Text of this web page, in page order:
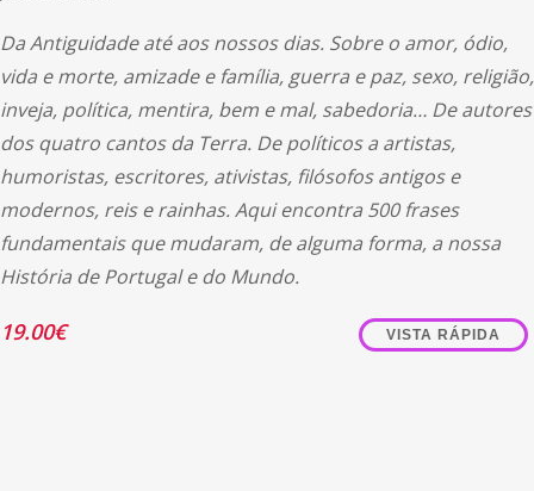
Da Antiguidade até aos nossos dias. Sobre o amor, ódio,
vida e morte, amizade e família, guerra e paz, sexo, religião,
inveja, política, mentira, bem e mal, sabedoria… De autores
dos quatro cantos da Terra. De políticos a artistas,
humoristas, escritores, ativistas, filósofos antigos e
modernos, reis e rainhas. Aqui encontra 500 frases
fundamentais que mudaram, de alguma forma, a nossa
História de Portugal e do Mundo.
19.00€ VISTA RÁPIDA